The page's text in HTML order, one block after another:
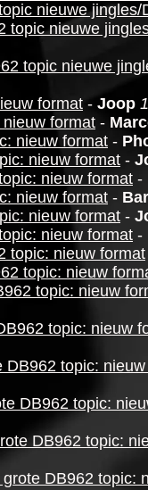
nieuwe jingles/
topic nieuwe
topic nieuwe
format - Joop
format -
nieuw format -
nieuw format -
nieuw format -
nieuw format -
nieuw format -
nieuw format -
topic: nieuw format
topic: nieuw
topic: nieuw
topic: nieuw
DB962 topic:
DB962 topic:
DB962 topic:
grote DB962 topic: